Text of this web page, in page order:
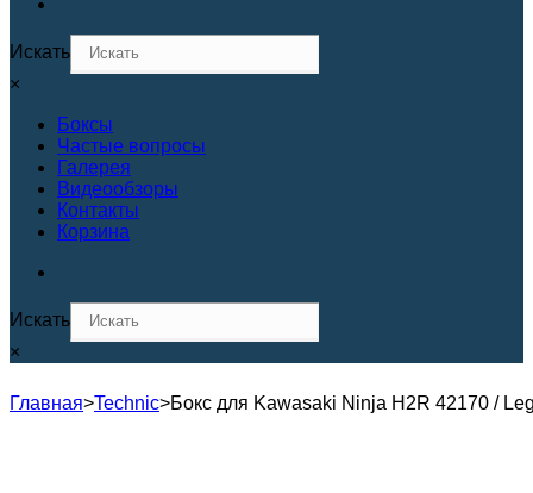
Искать
×
Боксы
Частые вопросы
Галерея
Видеообзоры
Контакты
Корзина
Искать
×
Главная>Technic>Бокс для Kawasaki Ninja H2R 42170 /